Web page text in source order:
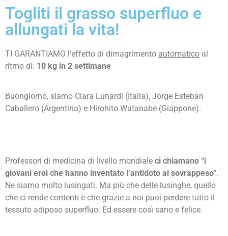
Togliti il grasso superfluo e
allungati la vita!
TI GARANTIAMO l’effetto di dimagrimento automatico al
ritmo di: 10 kg in 2 settimane
Buongiorno, siamo Clara Lunardi (Italia), Jorge Esteban
Caballero (Argentina) e Hirohito Watanabe (Giappone).
Professori di medicina di livello mondiale ci chiamano “i
giovani eroi che hanno inventato l’antidoto al sovrappeso”.
Ne siamo molto lusingati. Ma più che delle lusinghe, quello
che ci rende contenti è che grazie a noi puoi perdere tutto il
tessuto adiposo superfluo. Ed essere così sano e felice.